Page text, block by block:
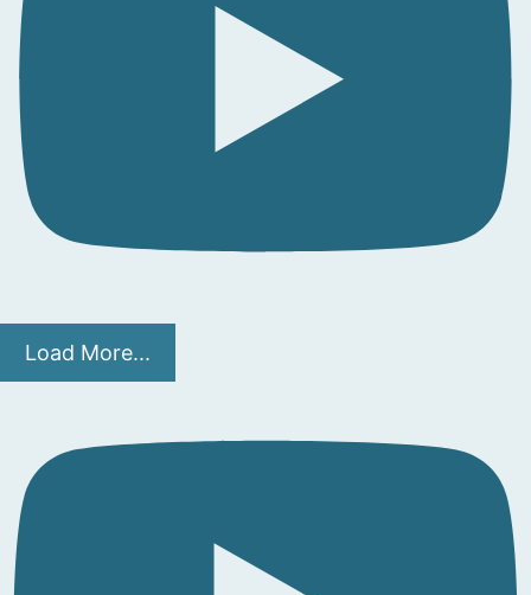
Load More...